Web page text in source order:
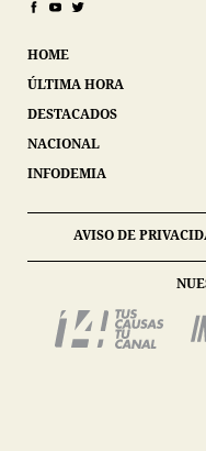
HOME
ÚLTIMA HORA
DESTACADOS
NACIONAL
INFODEMIA
AVISO DE